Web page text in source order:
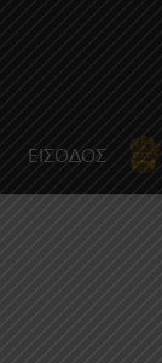
ΕΙΣΟΔΟΣ